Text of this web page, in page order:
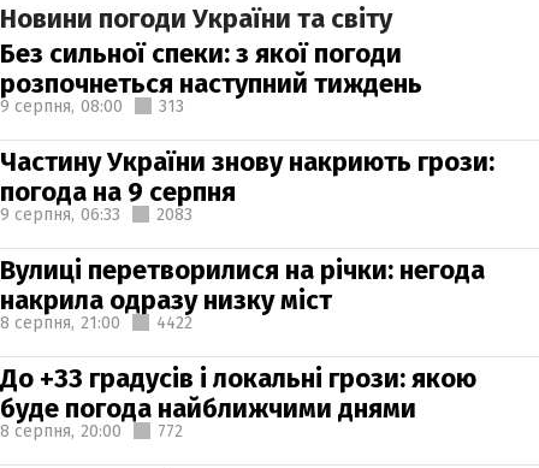
Новини погоди України та світу
Без сильної спеки: з якої погоди
розпочнеться наступний тиждень
9 серпня, 08:00 313
Частину України знову накриють грози:
погода на 9 серпня
9 серпня, 06:33 2083
Вулиці перетворилися на річки: негода
накрила одразу низку міст
8 серпня, 21:00 4422
До +33 градусів і локальні грози: якою
буде погода найближчими днями
8 серпня, 20:00 772